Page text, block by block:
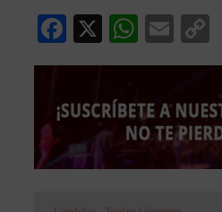
Facebook
X